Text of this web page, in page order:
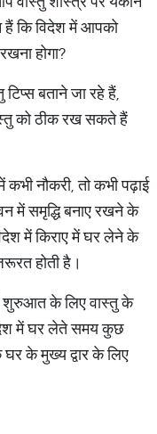
कि विदेश में आपको
होगा?
बताने जा रहे हैं,
को ठीक रख सकते हैं
नौकरी, तो कभी पढ़ाई
में समृद्धि बनाए रखने के
में किराए में घर लेने के
होती है।
शुरुआत के लिए वास्तु के
में घर लेते समय कुछ
के मुख्य द्वार के लिए